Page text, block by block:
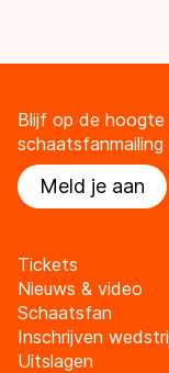
Blijf op de
schaatsfanmailing
Meld je aan
Tickets
Nieuws & video
Schaatsfan
Inschrijven
Uitslagen